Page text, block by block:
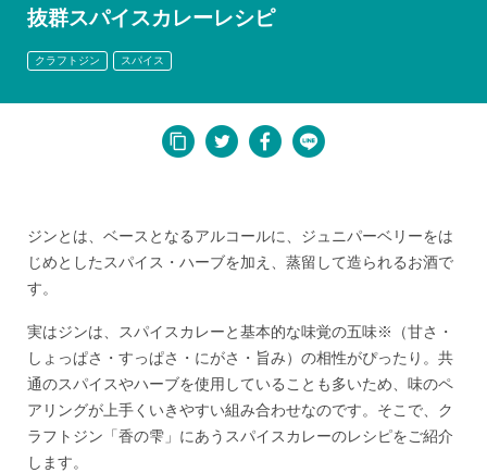
抜群スパイスカレーレシピ
クラフトジン スパイス
ジンとは、ベースとなるアルコールに、ジュニパーベリーをは
じめとしたスパイス・ハーブを加え、蒸留して造られるお酒で
す。
実はジンは、スパイスカレーと基本的な味覚の五味※（甘さ・
しょっぱさ・すっぱさ・にがさ・旨み）の相性がぴったり。共
通のスパイスやハーブを使用していることも多いため、味のペ
アリングが上手くいきやすい組み合わせなのです。そこで、ク
ラフトジン「香の雫」にあうスパイスカレーのレシピをご紹介
します。